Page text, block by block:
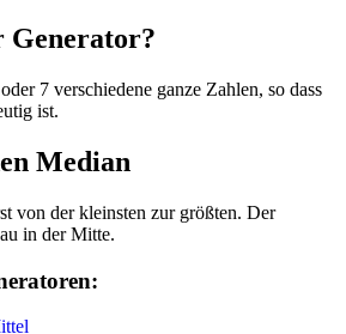
Generator?
7 verschiedene ganze Zahlen, so dass
ist.
Median
von der kleinsten zur größten. Der
in der Mitte.